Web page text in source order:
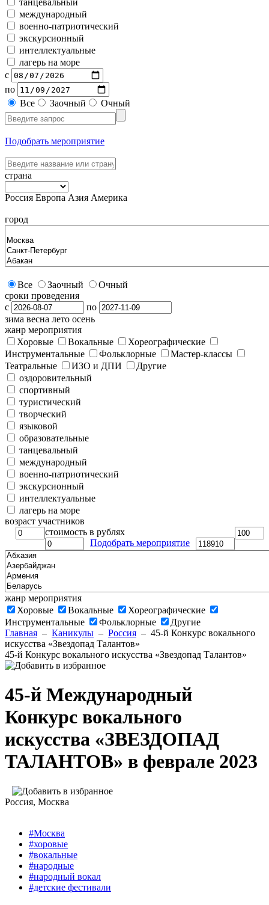
танцевальный
международный
военно-патриотический
экскурсионный
интеллектуальные
лагерь на море
с
по
Все
Заочный Очный
Подобрать мероприятие
страна
Россия Европа Азия Америка
город
Все Заочный
Очный
сроки проведения
с
по
зима весна лето осень
жанр мероприятия
Хоровые
Вокальные
Хореографические
Инструментальные
Фольклорные
Мастер-классы
Театральные
ИЗО и ДПИ
Другие
оздоровительный
спортивный
туристический
творческий
языковой
образовательные
танцевальный
международный
военно-патриотический
экскурсионный
интеллектуальные
лагерь на море
возраст участников
стоимость в рублях
Подобрать мероприятие
жанр мероприятия
Хоровые
Вокальные
Хореографические
Инструментальные
Фольклорные
Другие
Главная – Каникулы – Россия – 45-й Конкурс вокального
искусства «Звездопад Талантов»
45-й Конкурс вокального искусства «Звездопад Талантов»
45-й Международный
Конкурс вокального
искусства «ЗВЕЗДОПАД
ТАЛАНТОВ» в феврале 2023
Россия, Москва
#Москва
#хоровые
#вокальные
#народные
#народный вокал
#детские фестивали